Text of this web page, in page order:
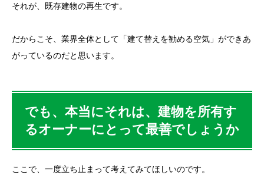
それが、既存建物の再生です。
だからこそ、業界全体として「建て替えを勧める空気」ができあ
がっているのだと思います。
でも、本当にそれは、建物を所有す
るオーナーにとって最善でしょうか
ここで、一度立ち止まって考えてみてほしいのです。